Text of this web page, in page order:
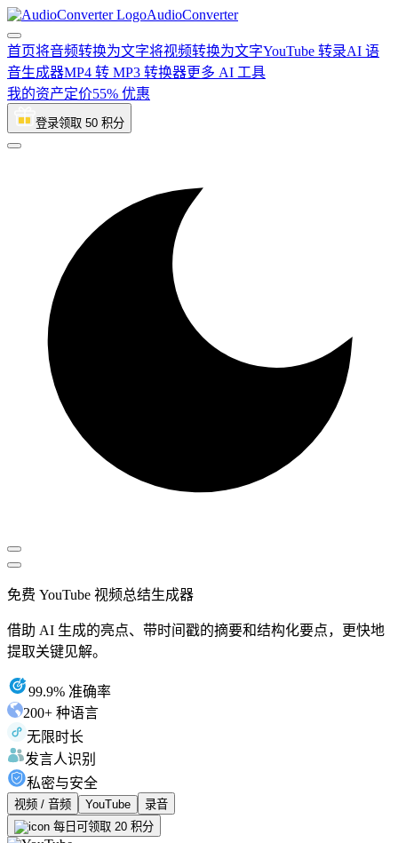
AudioConverter
首页将音频转换为文字将视频转换为文字YouTube 转录AI 语
音生成器MP4 转 MP3 转换器更多 AI 工具
我的资产定价55% 优惠
登录领取 50 积分
免费 YouTube 视频总结生成器
借助 AI 生成的亮点、带时间戳的摘要和结构化要点，更快地
提取关键见解。
99.9% 准确率
200+ 种语言
无限时长
发言人识别
私密与安全
视频 / 音频 YouTube
录音
每日可领取 20 积分